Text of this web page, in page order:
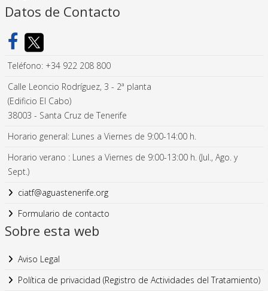
Datos de Contacto
Teléfono: +34 922 208 800
Calle Leoncio Rodríguez, 3 - 2ª planta
(Edificio El Cabo)
38003 - Santa Cruz de Tenerife
Horario general: Lunes a Viernes de 9:00-14:00 h.
Horario verano : Lunes a Viernes de 9:00-13:00 h. (Jul., Ago. y
Sept.)
ciatf@aguastenerife.org
Formulario de contacto
Sobre esta web
Aviso Legal
Política de privacidad (Registro de Actividades del Tratamiento)